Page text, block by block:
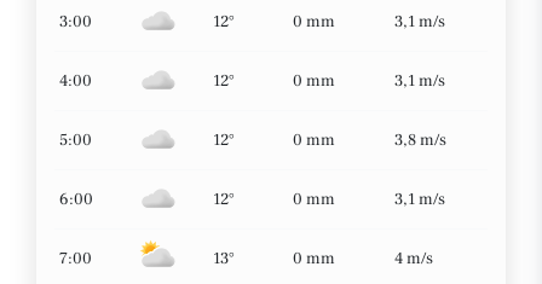
3:00 12° 0 mm 3,1 m/s
4:00 12° 0 mm 3,1 m/s
5:00 12° 0 mm 3,8 m/s
6:00 12° 0 mm 3,1 m/s
7:00 13° 0 mm 4 m/s